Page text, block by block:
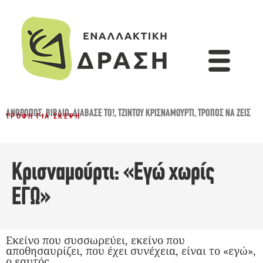
ΆΝΘΡΩΠΟΣ,ΒΙΒΛΊΟ,ΔΙΆΒΑΣΈ ΤΟ!,ΤΖΊΝΤΟΥ ΚΡΙΣΝΑΜΟΎΡΤΙ,ΤΡΌΠΟΣ ΝΑ ΖΕΙΣ
ΤΡΟΦΉ ΓΙΑ ΣΚΈΨΗ
Κρισναμούρτι: «Εγώ χωρίς
ΕΓΩ»
Εκείνο που συσσωρεύει, εκείνο που
αποθησαυρίζει, που έχει συνέχεια, είναι το «εγώ»,